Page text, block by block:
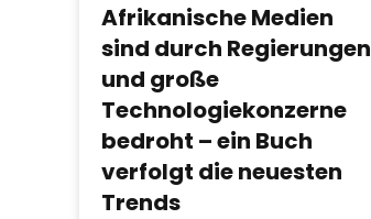
Afrikanische Medien
sind durch Regierungen
und große
Technologiekonzerne
bedroht – ein Buch
verfolgt die neuesten
Trends